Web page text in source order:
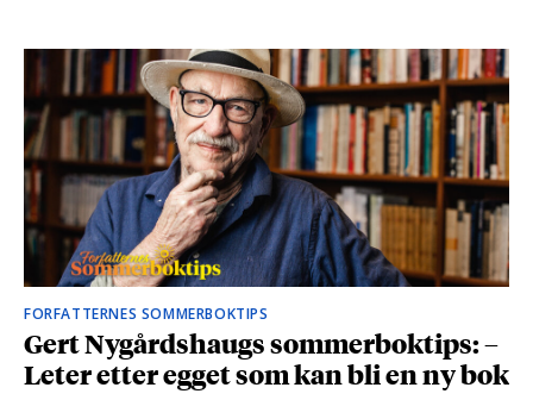
FORFATTERNES SOMMERBOKTIPS
Gert Nygårdshaugs sommerboktips: –
Leter etter egget som kan bli en ny bok